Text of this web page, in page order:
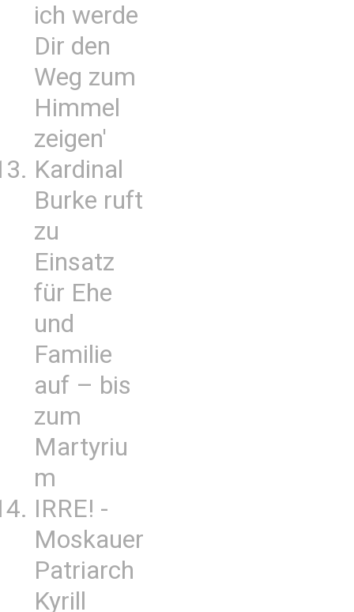
ich werde
Dir den
Weg zum
Himmel
zeigen'
Kardinal
Burke ruft
zu
Einsatz
für Ehe
und
Familie
auf – bis
zum
Martyriu
m
IRRE! -
Moskauer
Patriarch
Kyrill